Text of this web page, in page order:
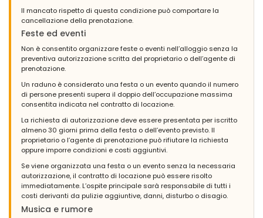
Il mancato rispetto di questa condizione può comportare la
cancellazione della prenotazione.
Feste ed eventi
Non è consentito organizzare feste o eventi nell’alloggio senza la
preventiva autorizzazione scritta del proprietario o dell’agente di
prenotazione.
Un raduno è considerato una festa o un evento quando il numero
di persone presenti supera il doppio dell’occupazione massima
consentita indicata nel contratto di locazione.
La richiesta di autorizzazione deve essere presentata per iscritto
almeno 30 giorni prima della festa o dell’evento previsto. Il
proprietario o l’agente di prenotazione può rifiutare la richiesta
oppure imporre condizioni e costi aggiuntivi.
Se viene organizzata una festa o un evento senza la necessaria
autorizzazione, il contratto di locazione può essere risolto
immediatamente. L’ospite principale sarà responsabile di tutti i
costi derivanti da pulizie aggiuntive, danni, disturbo o disagio.
Musica e rumore